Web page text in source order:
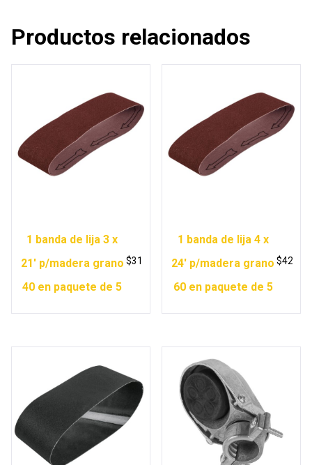
Productos relacionados
1 banda de lija 3 x
21′ p/madera grano
40 en paquete de 5
$31
1 banda de lija 4 x
24′ p/madera grano
60 en paquete de 5
$42